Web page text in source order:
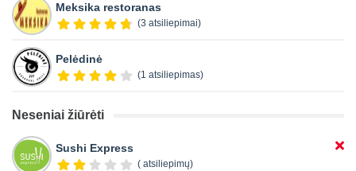
Meksika restoranas
(3 atsiliepimai)
Pelėdinė
(1 atsiliepimas)
Neseniai žiūrėti
Sushi Express
( atsiliepimų)